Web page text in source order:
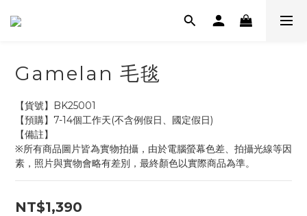
Gamelan 毛毯
【貨號】BK25001
【預購】7-14個工作天(不含例假日、國定假日)
【備註】
※所有商品圖片皆為實物拍攝，由於電腦螢幕色差、拍攝光線等因
素，照片與實物會略有差別，最終顏色以實際商品為準。
NT$1,390